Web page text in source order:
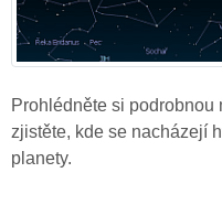
Prohlédněte si
zjistěte, kde se nacházejí
planety.